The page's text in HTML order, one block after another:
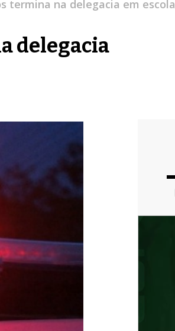
termina na delegacia em
delegacia